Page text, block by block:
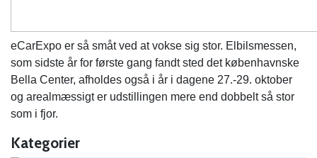
eCarExpo er så småt ved at vokse sig stor. Elbilsmessen,
som sidste år for første gang fandt sted det københavnske
Bella Center, afholdes også i år i dagene 27.-29. oktober
og arealmæssigt er udstillingen mere end dobbelt så stor
som i fjor.
Kategorier